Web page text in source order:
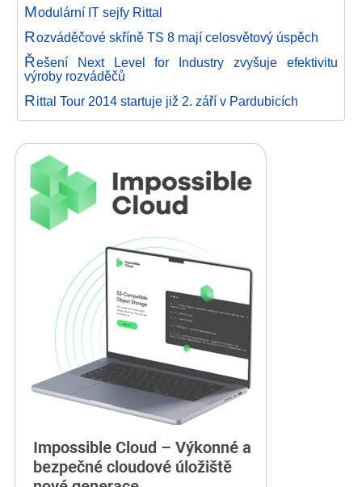
Modulární IT sejfy Rittal
Rozváděčové skříně TS 8 mají celosvětový úspěch
Řešení Next Level for Industry zvyšuje efektivitu
výroby rozváděčů
Rittal Tour 2014 startuje již 2. září v Pardubicích